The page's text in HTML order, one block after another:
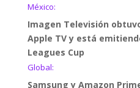
México:
Imagen Televisión
Apple TV y está
Leagues Cup
Global:
Samsung y Amazon